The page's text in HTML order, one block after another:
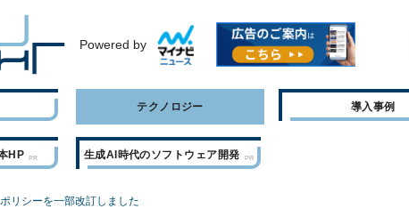
Powered by
テクノロジー 導入事例
HP 生成AI時代のソフトウェア開発
リシーを一部改訂しました